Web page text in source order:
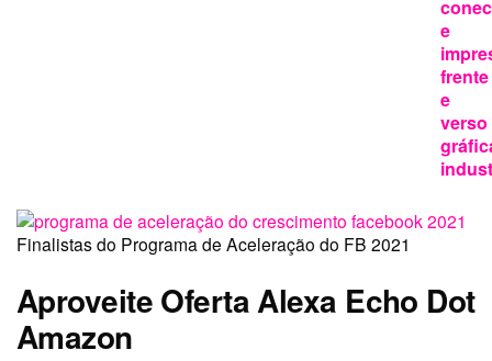
Finalistas do Programa de Aceleração do FB 2021
Aproveite Oferta Alexa Echo Dot
Amazon